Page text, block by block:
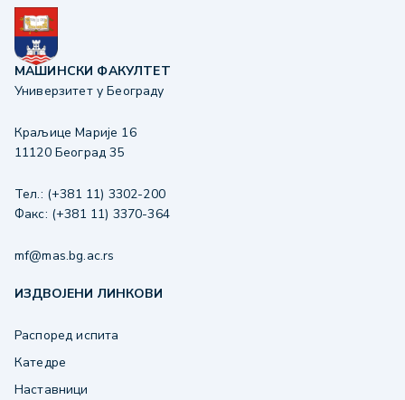
МАШИНСКИ ФАКУЛТЕТ
Универзитет у Београду
Краљице Марије 16
11120 Београд 35
Тел.: (+381 11) 3302-200
Факс: (+381 11) 3370-364
mf@mas.bg.ac.rs
ИЗДВОЈЕНИ ЛИНКОВИ
Распоред испита
Катедре
Наставници